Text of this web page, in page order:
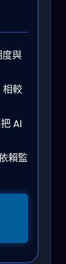
與
相較
AI
賴監